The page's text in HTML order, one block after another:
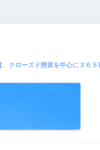
クローズド懸賞を中心に３６５